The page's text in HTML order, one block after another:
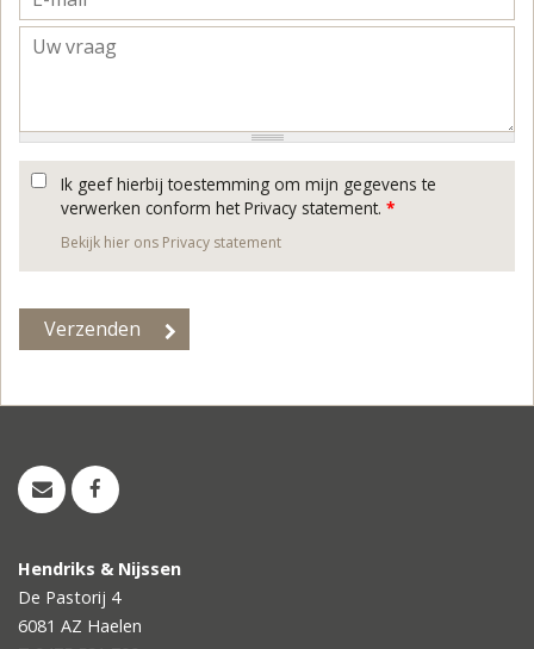
Ik geef hierbij toestemming om mijn gegevens te
verwerken conform het Privacy statement. *
Bekijk hier ons Privacy statement
Hendriks & Nijssen
De Pastorij 4
6081 AZ Haelen